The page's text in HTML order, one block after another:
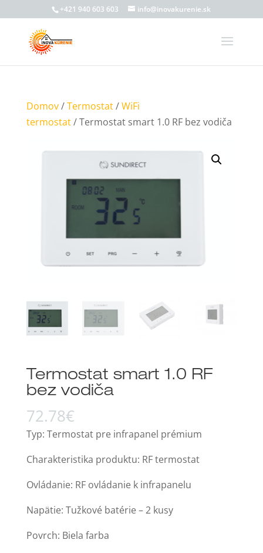
+421 940 603 603 info@inovakurenie.sk
Domov/Termostat/WiFi
termostat/ Termostat smart 1.0 RF bez vodiča
Termostat smart 1.0 RF
bez vodiča
72.78€
Typ: Termostat pre infrapanel prémium
Charakteristika produktu: RF termostat
Ovládanie: RF ovládanie k infrapanelu
Napätie: Tužkové batérie – 2 kusy
Povrch: Biela farba